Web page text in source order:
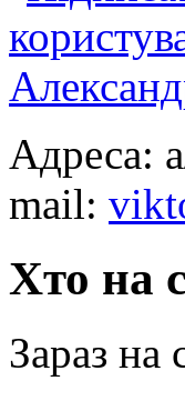
Адреса:
mail:
Хто на
Зараз на